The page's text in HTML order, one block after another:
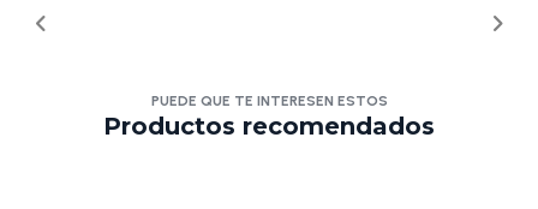
PUEDE QUE TE INTERESEN ESTOS
Productos recomendados